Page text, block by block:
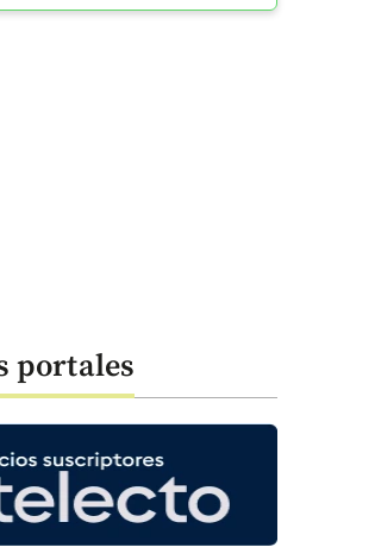
portales